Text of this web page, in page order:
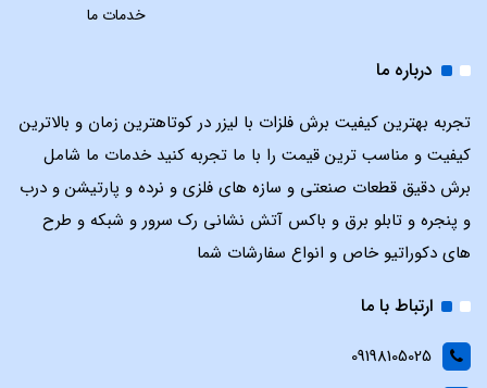
خدمات ما
درباره ما
تجربه بهترین کیفیت برش فلزات با لیزر در کوتاهترین زمان و بالاترین
کیفیت و مناسب ترین قیمت را با ما تجربه کنید خدمات ما شامل
برش دقیق قطعات صنعتی و سازه های فلزی و نرده و پارتیشن و درب
و پنجره و تابلو برق و باکس آتش نشانی رک سرور و شبکه و طرح
های دکوراتیو خاص و انواع سفارشات شما
ارتباط با ما
09198105025